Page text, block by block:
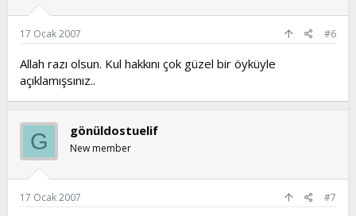
17 Ocak 2007 #6
Allah razı olsun. Kul hakkını çok güzel bir öyküyle
açıklamışsınız..
G gönüldostuelif
New member
17 Ocak 2007 #7